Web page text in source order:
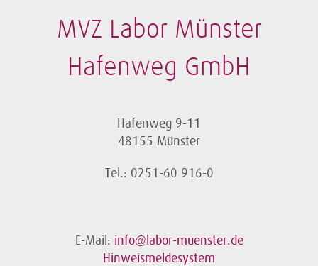
MVZ Labor Münster
Hafenweg GmbH
Hafenweg 9-11
48155 Münster
Tel.: 0251-60 916-0
E-Mail: info@labor-muenster.de
Hinweismeldesystem